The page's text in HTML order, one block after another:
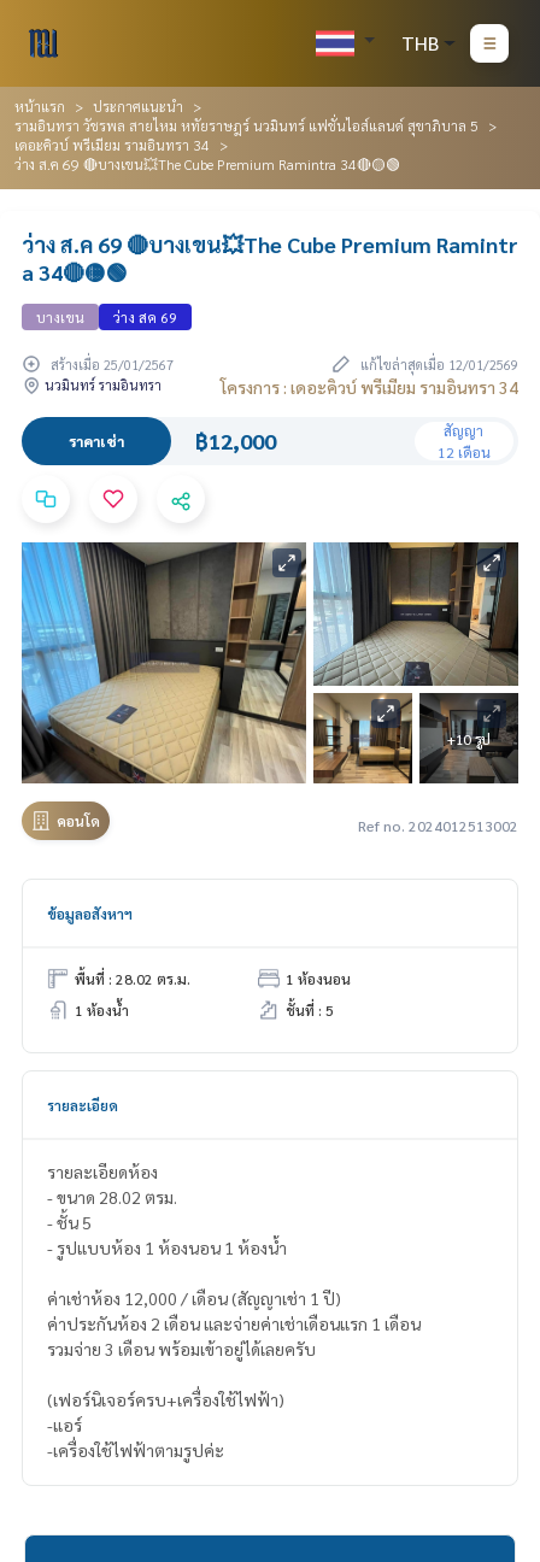
THB
หน้าแรก
ประกาศแนะนำ
รามอินทรา วัชรพล สายไหม หทัยราษฎร์ นวมินทร์ แฟชั่นไอส์แลนด์ สุขาภิบาล 5
เดอะคิวบ์ พรีเมียม รามอินทรา 34
ว่าง ส.ค 69 🔴บางเขน💥The Cube Premium Ramintra 34🔴🟡🟢
ว่าง ส.ค 69 🔴บางเขน💥The Cube Premium Ramintr
a 34🔴🟡🟢
บางเขน ว่าง สค 69
สร้างเมื่อ 25/01/2567
แก้ไขล่าสุดเมื่อ 12/01/2569
นวมินทร์ รามอินทรา
โครงการ : เดอะคิวบ์ พรีเมียม รามอินทรา 34
ราคาเช่า ฿12,000
สัญญา
12 เดือน
+10 รูป
คอนโด Ref no. 2024012513002
ข้อมูลอสังหาฯ
พื้นที่ : 28.02 ตร.ม.
1 ห้องนอน
1 ห้องน้ำ
ชั้นที่ : 5
รายละเอียด
รายละเอียดห้อง
- ขนาด 28.02 ตรม.
- ชั้น 5
- รูปแบบห้อง 1 ห้องนอน 1 ห้องน้ำ
ค่าเช่าห้อง 12,000 / เดือน (สัญญาเช่า 1 ปี)
ค่าประกันห้อง 2 เดือน และจ่ายค่าเช่าเดือนแรก 1 เดือน
รวมจ่าย 3 เดือน พร้อมเข้าอยู่ได้เลยครับ
(เฟอร์นิเจอร์ครบ+เครื่องใช้ไฟฟ้า)
-แอร์
-เครื่องใช้ไฟฟ้าตามรูปค่ะ